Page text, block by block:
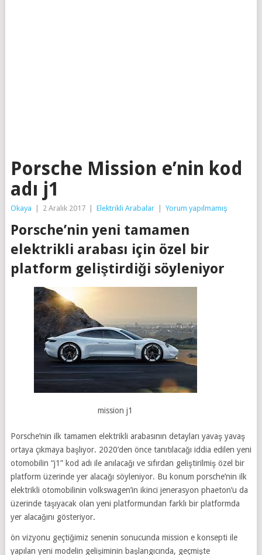
Porsche Mission e’nin kod
adı j1
Okaya 2 Aralık 2017 Elektrikli Arabalar Yorum yapılmamış
Porsche’nin yeni tamamen
elektrikli arabası için özel bir
platform geliştirdiği söyleniyor
mission j1
Porsche’nin ilk tamamen elektrikli arabasının detayları yavaş yavaş
ortaya çıkmaya başlıyor. 2020’den önce tanıtılacağı iddia edilen yeni
otomobilin “j1” kod adı ile anılacağı ve sıfırdan geliştirilmiş özel bir
platform üzerinde yer alacağı söyleniyor. Bu konum porsche’nin ilk
elektrikli otomobilinin volkswagen’in ikinci jenerasyon phaeton’u da
üzerinde taşıyacak olan yeni platformundan farklı bir platformda
yer alacağını gösteriyor.
ön vizyonu geçtiğimiz senenin sonucunda mission e konsepti ile
yapılan yeni modelin gelişiminin başlangıcında, geçmişte